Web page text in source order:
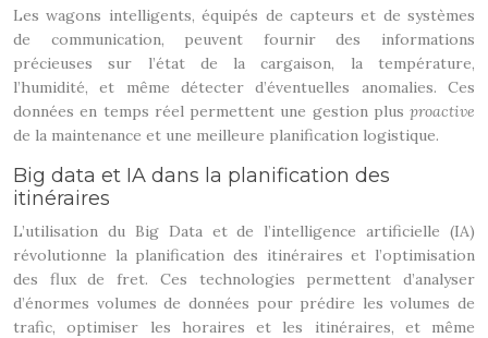
Les wagons intelligents, équipés de capteurs et de systèmes
de communication, peuvent fournir des informations
précieuses sur l’état de la cargaison, la température,
l’humidité, et même détecter d’éventuelles anomalies. Ces
données en temps réel permettent une gestion plus proactive
de la maintenance et une meilleure planification logistique.
Big data et IA dans la planification des
itinéraires
L’utilisation du Big Data et de l’intelligence artificielle (IA)
révolutionne la planification des itinéraires et l’optimisation
des flux de fret. Ces technologies permettent d’analyser
d’énormes volumes de données pour prédire les volumes de
trafic, optimiser les horaires et les itinéraires, et même